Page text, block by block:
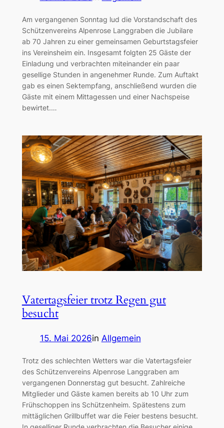
Am vergangenen Sonntag lud die Vorstandschaft des
Schützenvereins Alpenrose Langgraben die Jubilare
ab 70 Jahren zu einer gemeinsamen Geburtstagsfeier
ins Vereinsheim ein. Insgesamt folgten 25 Gäste der
Einladung und verbrachten miteinander ein paar
gesellige Stunden in angenehmer Runde. Zum Auftakt
gab es einen Sektempfang, anschließend wurden die
Gäste mit einem Mittagessen und einer Nachspeise
bewirtet.…
Vatertagsfeier trotz Regen gut
besucht
15. Mai 2026in Allgemein
Trotz des schlechten Wetters war die Vatertagsfeier
des Schützenvereins Alpenrose Langgraben am
vergangenen Donnerstag gut besucht. Zahlreiche
Mitglieder und Gäste kamen bereits ab 10 Uhr zum
Frühschoppen ins Schützenheim. Spätestens zum
mittäglichen Grillbuffet war die Feier bestens besucht.